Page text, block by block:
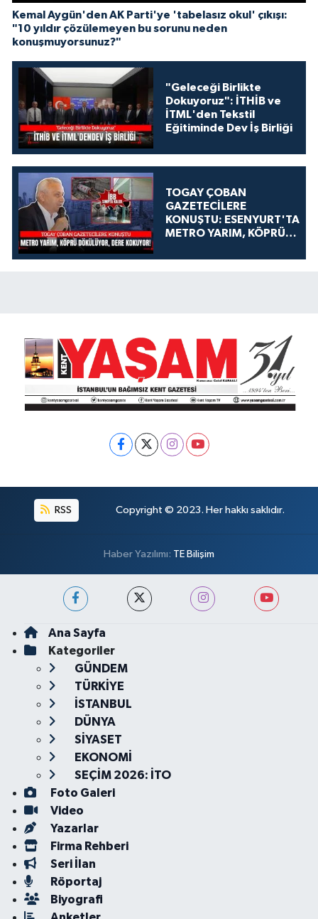
Kemal Aygün'den AK Parti'ye 'tabelasız okul' çıkışı:
"10 yıldır çözülemeyen bu sorunu neden
konuşmuyorsunuz?"
"Geleceği Birlikte
Dokuyoruz": İTHİB ve
İTML'den Tekstil
Eğitiminde Dev İş Birliği
TOGAY ÇOBAN
GAZETECİLERE
KONUŞTU: ESENYURT'TA
METRO YARIM, KÖPRÜ
KOKUYOR!
RSS Copyright © 2023. Her hakkı saklıdır.
Haber Yazılımı: TE Bilişim
Ana Sayfa
Kategoriler
GÜNDEM
TÜRKİYE
İSTANBUL
DÜNYA
SİYASET
EKONOMİ
SEÇİM 2026: İTO
Foto Galeri
Video
Yazarlar
Firma Rehberi
Seri İlan
Röportaj
Biyografi